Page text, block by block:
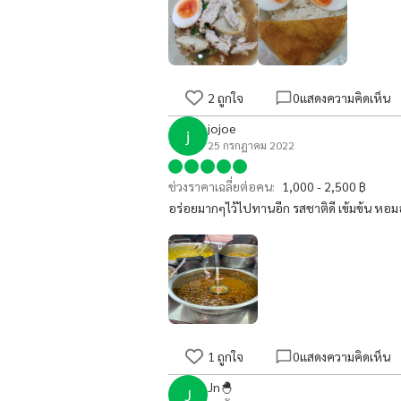
2 ถูกใจ 0แสดงความคิดเห็น
j jojoe
25 กรกฎาคม 2022
ช่วงราคาเฉลี่ยต่อคน: 1,000 - 2,500 ฿
อร่อยมากๆไว้ไปทานอีก รสชาติดี เข้มข้น หอ
1 ถูกใจ 0แสดงความคิดเห็น
J Jn🐣